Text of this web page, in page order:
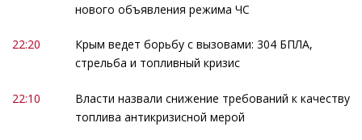
нового объявления режима ЧС
22:20
Крым ведет борьбу с вызовами: 304 БПЛА,
стрельба и топливный кризис
22:10
Власти назвали снижение требований к качеству
топлива антикризисной мерой